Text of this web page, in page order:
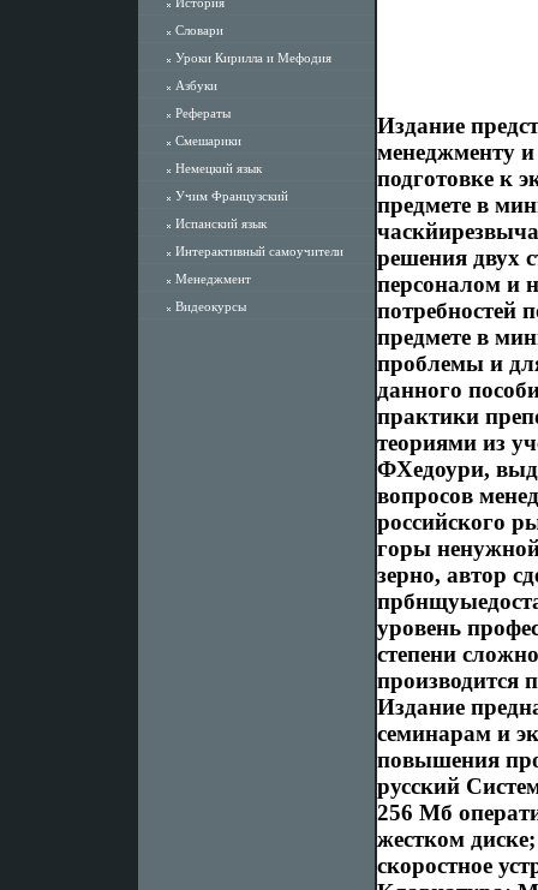
Словари
Уроки Кирилла и Мефодия
Азбуки
Рефераты
Смешарики
Немецкий язык
Учим Французский
Испанский язык
Интерактивный самоучители
Менеджмент
Видеокурсы
Издание
менеджменту и
подготовке к
предмете в
решения двух
персоналом и
потребностей
предмете в
проблемы и
данного
практики
теориями из
ФХедоури,
вопросов
российского
горы
зерно, автор
уровень
степени
производится
Издание
семинарам и
повышения
русский
256 Мб
жестком
скоростное